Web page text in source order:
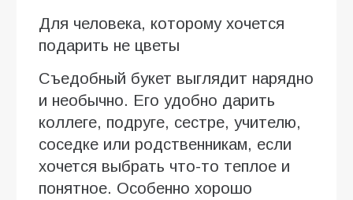
Для человека, которому хочется
подарить не цветы
Съедобный букет выглядит нарядно
и необычно. Его удобно дарить
коллеге, подруге, сестре, учителю,
соседке или родственникам, если
хочется выбрать что-то теплое и
понятное. Особенно хорошо